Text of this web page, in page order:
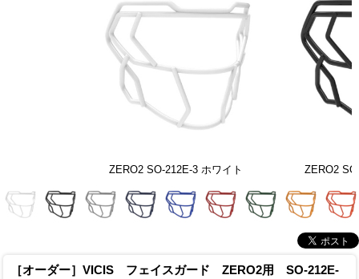
ZERO2 SO-212E-3 ホワイト ZERO2
［オーダー］VICIS フェイスガード ZERO2用 SO-212E-